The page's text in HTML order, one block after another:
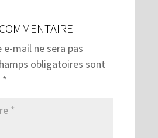
mail ne sera pas
obligatoires sont
*